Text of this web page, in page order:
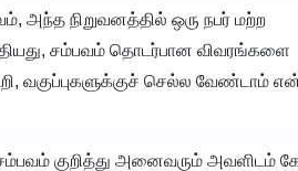
அந்த நிறுவனத்தில் ஒரு நபர் மற்ற
சம்பவம் தொடர்பான விவரங்களை
வகுப்புகளுக்குச் செல்ல வேண்டாம்
குறித்து அனைவரும் அவளிடம்